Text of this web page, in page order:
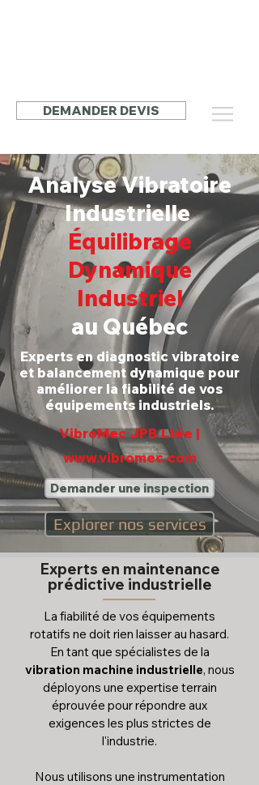
DEMANDER DEVIS
Analyse Vibratoire
Industrielle
Équilibrage
Dynamique
Industriel
au Québec
Experts en diagnostic vibratoire
et balancement dynamique pour
améliorer la fiabilité de vos
équipements industriels.
VibroMec JPB Ltée |
www.vibromec.com
Demander une inspection
Explorer nos services
Experts en maintenance
prédictive industrielle
La fiabilité de vos équipements
rotatifs ne doit rien laisser au hasard.
En tant que spécialistes de la
vibration machine industrielle, nous
déployons une expertise terrain
éprouvée pour répondre aux
exigences les plus strictes de
l'industrie.
Nous utilisons une instrumentation